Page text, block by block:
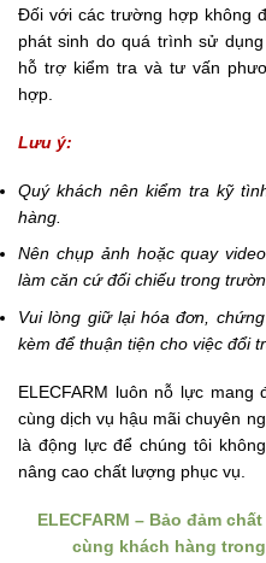
Đối với các trường hợp không
phát sinh do quá trình sử
hỗ trợ kiểm tra và tư vấn
hợp.
Lưu ý:
Quý khách nên kiểm tra kỹ
hàng.
Nên chụp ảnh hoặc quay
làm căn cứ đối chiếu trong
Vui lòng giữ lại hóa đơn,
kèm để thuận tiện cho việc đổi
ELECFARM luôn nỗ lực
cùng dịch vụ hậu mãi chuyên
là động lực để chúng tôi
nâng cao chất lượng phục vụ.
ELECFARM – Bảo đảm
cùng khách hàng